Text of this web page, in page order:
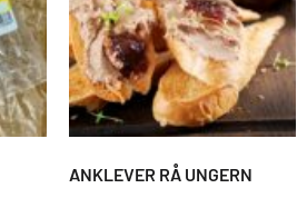
ANKLEVER RÅ UNGERN